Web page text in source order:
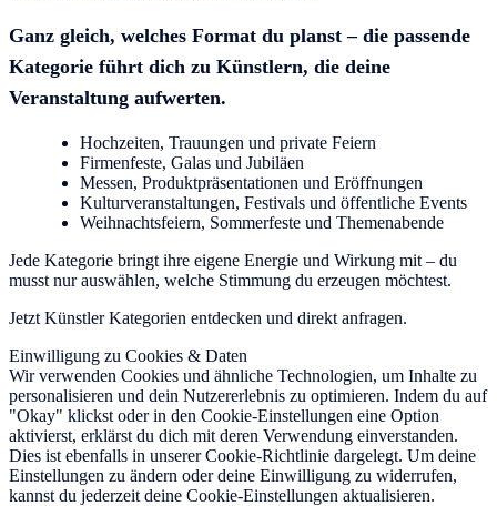
Ganz gleich, welches Format du planst – die passende
Kategorie führt dich zu Künstlern, die deine
Veranstaltung aufwerten.
Hochzeiten, Trauungen und private Feiern
Firmenfeste, Galas und Jubiläen
Messen, Produktpräsentationen und Eröffnungen
Kulturveranstaltungen, Festivals und öffentliche Events
Weihnachtsfeiern, Sommerfeste und Themenabende
Jede Kategorie bringt ihre eigene Energie und Wirkung mit – du
musst nur auswählen, welche Stimmung du erzeugen möchtest.
Jetzt Künstler Kategorien entdecken und direkt anfragen.
Einwilligung zu Cookies & Daten
Wir verwenden Cookies und ähnliche Technologien, um Inhalte zu
personalisieren und dein Nutzererlebnis zu optimieren. Indem du auf
"Okay" klickst oder in den Cookie-Einstellungen eine Option
aktivierst, erklärst du dich mit deren Verwendung einverstanden.
Dies ist ebenfalls in unserer Cookie-Richtlinie dargelegt. Um deine
Einstellungen zu ändern oder deine Einwilligung zu widerrufen,
kannst du jederzeit deine Cookie-Einstellungen aktualisieren.